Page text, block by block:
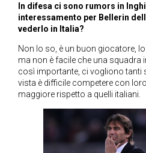
In difesa ci sono rumors in
interessamento per Bellerin
vederlo in Italia?
Non lo so, è un buon giocatore,
ma non è facile che una squadra
così importante, ci vogliono tanti
vista è difficile competere con
maggiore rispetto a quelli italiani.